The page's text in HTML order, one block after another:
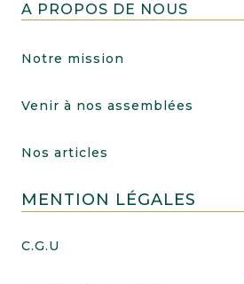
A PROPOS DE NOUS
Notre mission
Venir à nos assemblées
Nos articles
MENTION LÉGALES
C.G.U